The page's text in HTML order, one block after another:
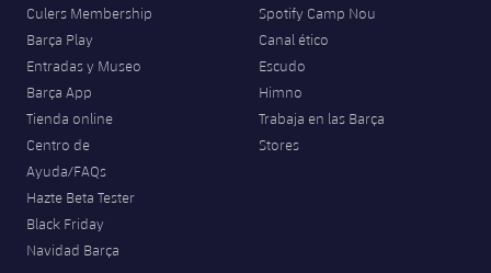
Servicios Médicos
Accesibilidad
Acreditaciones
Instalaciones
SUB8 B
Fotos
Historia
Palmarés
Infantil A
Infantil B
Entradas
Resultados
Clasificaciones
Jugadors
Fotos
Calendario
Resultados
Clasificaciones
plusicon
más
Juvenil
Cadete
Infantil
PLUSICON
MÁS
Primer equipo
plusicon
más
Actualidad
Barça Atlètic
plusicon
más
Culers Membership
Barça Play
Entradas y Museo
Barça App
Tienda online
Centro de
Ayuda/FAQs
Hazte Beta Tester
Black Friday
Navidad Barça
Spotify Camp Nou
Canal ético
Escudo
Himno
Trabaja en las Barça
Stores